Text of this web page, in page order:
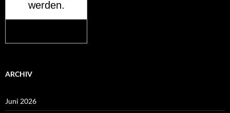
ARCHIV
Juni 2026